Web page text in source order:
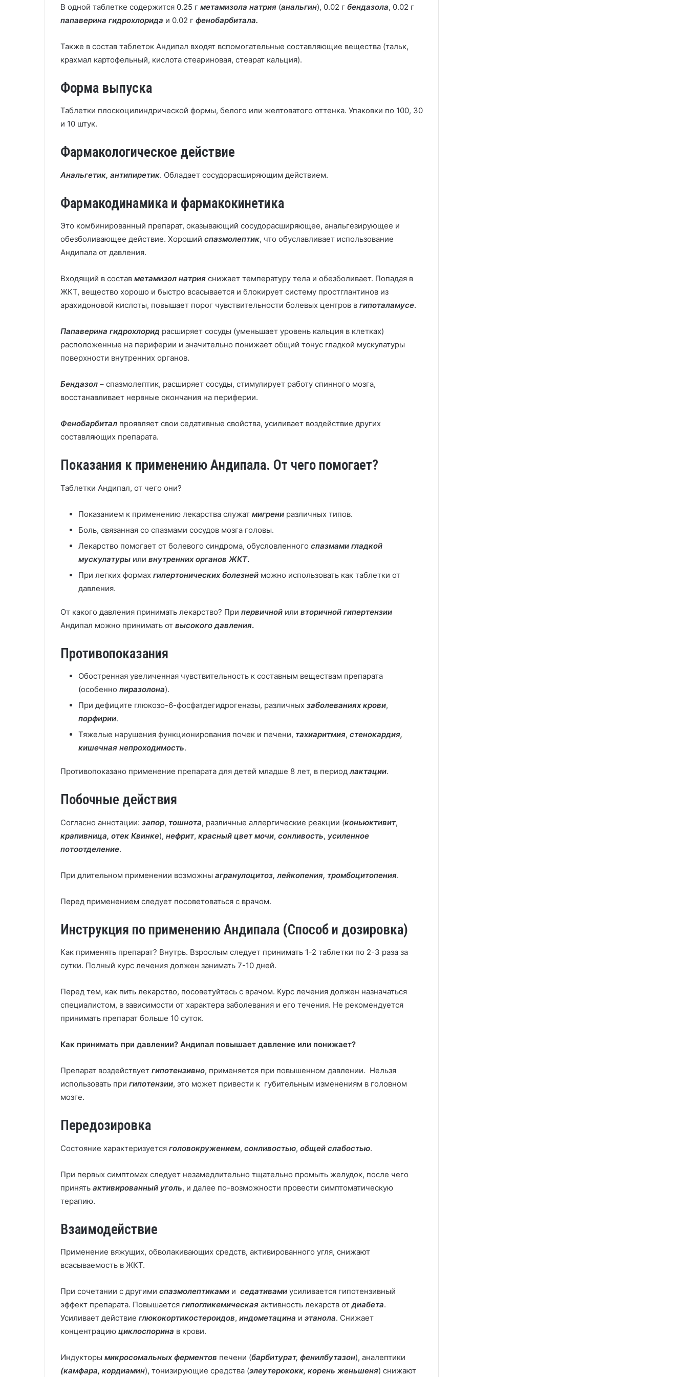
В одной таблетке содержится 0.25 г метамизола натрия (анальгин), 0.02 г бендазола, 0.02 г
папаверина гидрохлорида и 0.02 г фенобарбитала.
Также в состав таблеток Андипал входят вспомогательные составляющие вещества (тальк,
крахмал картофельный, кислота стеариновая, стеарат кальция).
Форма выпуска
Таблетки плоскоцилиндрической формы, белого или желтоватого оттенка. Упаковки по 100, 30
и 10 штук.
Фармакологическое действие
Анальгетик, антипиретик. Обладает сосудорасширяющим действием.
Фармакодинамика и фармакокинетика
Это комбинированный препарат, оказывающий сосудорасширяющее, анальгезирующее и
обезболивающее действие. Хороший спазмолептик, что обуславливает использование
Андипала от давления.
Входящий в состав метамизол натрия снижает температуру тела и обезболивает. Попадая в
ЖКТ, вещество хорошо и быстро всасывается и блокирует систему простглантинов из
арахидоновой кислоты, повышает порог чувствительности болевых центров в гипоталамусе.
Папаверина гидрохлорид расширяет сосуды (уменьшает уровень кальция в клетках)
расположенные на периферии и значительно понижает общий тонус гладкой мускулатуры
поверхности внутренних органов.
Бендазол – спазмолептик, расширяет сосуды, стимулирует работу спинного мозга,
восстанавливает нервные окончания на периферии.
Фенобарбитал проявляет свои седативные свойства, усиливает воздействие других
составляющих препарата.
Показания к применению Андипала. От чего помогает?
Таблетки Андипал, от чего они?
Показанием к применению лекарства служат мигрени различных типов.
Боль, связанная со спазмами сосудов мозга головы.
Лекарство помогает от болевого синдрома, обусловленного спазмами гладкой
мускулатуры или внутренних органов ЖКТ.
При легких формах гипертонических болезней можно использовать как таблетки от
давления.
От какого давления принимать лекарство? При первичной или вторичной гипертензии
Андипал можно принимать от высокого давления.
Противопоказания
Обостренная увеличенная чувствительность к составным веществам препарата
(особенно пиразолона).
При дефиците глюкозо-6-фосфатдегидрогеназы, различных заболеваниях крови,
порфирии.
Тяжелые нарушения функционирования почек и печени, тахиаритмия, стенокардия,
кишечная непроходимость.
Противопоказано применение препарата для детей младше 8 лет, в периодлактации.
Побочные действия
Согласно аннотации: запор, тошнота, различные аллергические реакции (коньюктивит,
крапивница, отек Квинке), нефрит, красный цвет мочи, сонливость, усиленное
потоотделение.
При длительном применении возможны агранулоцитоз, лейкопения, тромбоцитопения.
Перед применением следует посоветоваться с врачом.
Инструкция по применению Андипала (Способ и дозировка)
Как применять препарат? Внутрь. Взрослым следует принимать 1-2 таблетки по 2-3 раза за
сутки. Полный курс лечения должен занимать 7-10 дней.
Перед тем, как пить лекарство, посоветуйтесь с врачом. Курс лечения должен назначаться
специалистом, в зависимости от характера заболевания и его течения. Не рекомендуется
принимать препарат больше 10 суток.
Как принимать при давлении? Андипал повышает давление или понижает?
Препарат воздействует гипотензивно, применяется при повышенном давлении. Нельзя
использовать при гипотензии, это может привести к губительным изменениям в головном
мозге.
Передозировка
Состояние характеризуется головокружением, сонливостью, общей слабостью.
При первых симптомах следует незамедлительно тщательно промыть желудок, после чего
принять активированный уголь, и далее по-возможности провести симптоматическую
терапию.
Взаимодействие
Применение вяжущих, обволакивающих средств, активированного угля, снижают
всасываемость в ЖКТ.
При сочетании с другими спазмолептиками и седативами усиливается гипотензивный
эффект препарата. Повышается гипогликемическая активность лекарств отдиабета.
Усиливает действие глюкокортикостероидов, индометацина и этанола. Снижает
концентрацию циклоспорина в крови.
Индукторы микросомальных ферментов печени (барбитурат, фенилбутазон), аналептики
(камфара, кордиамин), тонизирующие средства (элеутерококк, корень женьшеня) снижают